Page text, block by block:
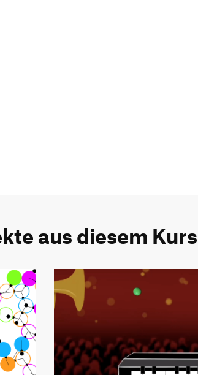
aus diesem Kurs